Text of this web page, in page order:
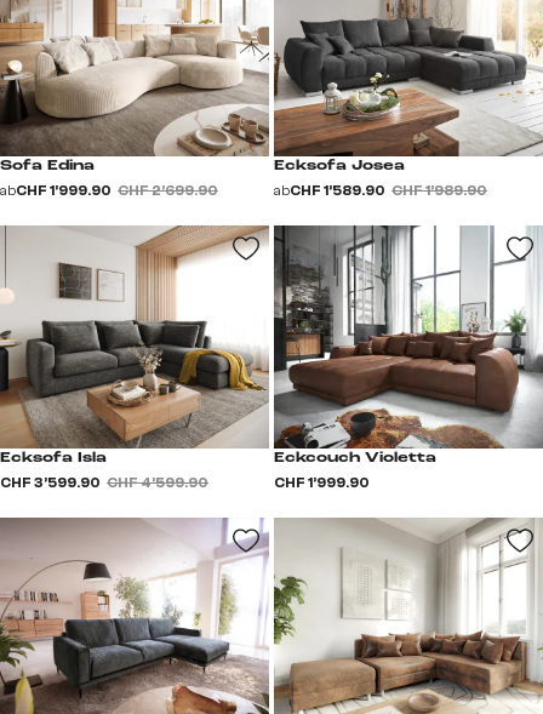
Sofa Edina
abCHF 1’999.90 CHF 2’699.90
Ecksofa Josea
abCHF 1’589.90 CHF 1’989.90
Ecksofa Isla
CHF 3’599.90 CHF 4’599.90
Eckcouch Violetta
CHF 1’999.90